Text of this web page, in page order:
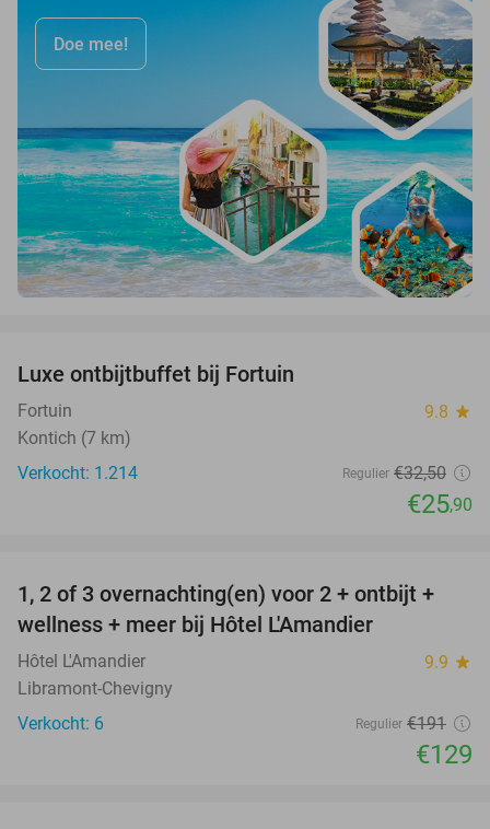
Doe mee!
Luxe ontbijtbuffet bij Fortuin
Fortuin 9.8 star
Kontich (7 km)
Verkocht: 1.214
Regulier €32,50
€25,90
32%
TODAY
1, 2 of 3 overnachting(en) voor 2 + ontbijt +
wellness + meer bij Hôtel L'Amandier
Hôtel L'Amandier 9.9 star
Libramont-Chevigny
Verkocht: 6
Regulier €191
€129